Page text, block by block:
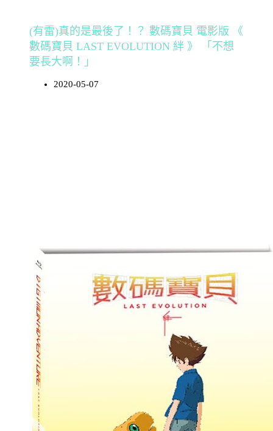
(有雷)真的是最後了！？ 數碼寶貝 電影版 《
數碼寶貝 LAST EVOLUTION 絆 》 「不想
要長大啊！」
2020-05-07